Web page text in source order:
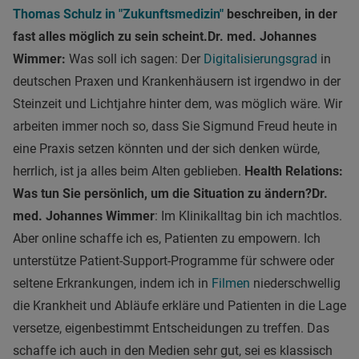
Thomas Schulz in "Zukunftsmedizin" beschreiben, in der
fast alles möglich zu sein scheint.Dr. med. Johannes
Wimmer: Was soll ich sagen: Der Digitalisierungsgrad in
deutschen Praxen und Krankenhäusern ist irgendwo in der
Steinzeit und Lichtjahre hinter dem, was möglich wäre. Wir
arbeiten immer noch so, dass Sie Sigmund Freud heute in
eine Praxis setzen könnten und der sich denken würde,
herrlich, ist ja alles beim Alten geblieben. Health Relations:
Was tun Sie persönlich, um die Situation zu ändern?Dr.
med. Johannes Wimmer: Im Klinikalltag bin ich machtlos.
Aber online schaffe ich es, Patienten zu empowern. Ich
unterstütze Patient-Support-Programme für schwere oder
seltene Erkrankungen, indem ich in Filmen niederschwellig
die Krankheit und Abläufe erkläre und Patienten in die Lage
versetze, eigenbestimmt Entscheidungen zu treffen. Das
schaffe ich auch in den Medien sehr gut, sei es klassisch